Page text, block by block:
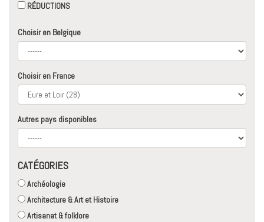
RÉDUCTIONS
Choisir en Belgique
Choisir en France
Autres pays disponibles
CATÉGORIES
Archéologie
Architecture & Art et Histoire
Artisanat & folklore